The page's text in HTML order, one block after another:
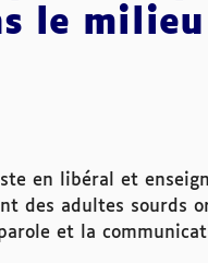
le milieu
en libéral et
des adultes sourds
et la